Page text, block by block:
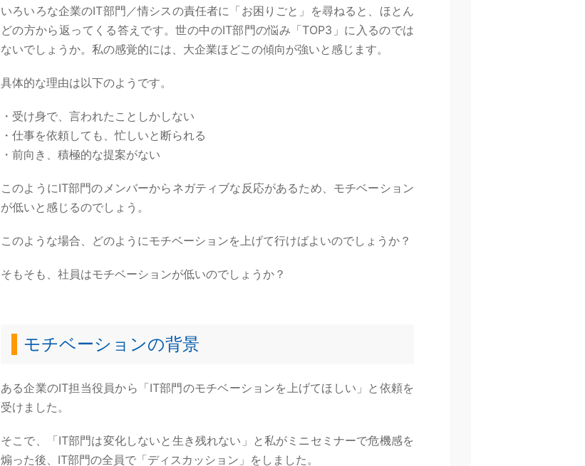
いろいろな企業のIT部門／情シスの責任者に「お困りごと」を尋ねると、ほとん
どの方から返ってくる答えです。世の中のIT部門の悩み「TOP3」に入るのでは
ないでしょうか。私の感覚的には、大企業ほどこの傾向が強いと感じます。
具体的な理由は以下のようです。
・受け身で、言われたことしかしない
・仕事を依頼しても、忙しいと断られる
・前向き、積極的な提案がない
このようにIT部門のメンバーからネガティブな反応があるため、モチベーション
が低いと感じるのでしょう。
このような場合、どのようにモチベーションを上げて行けばよいのでしょうか？
そもそも、社員はモチベーションが低いのでしょうか？
モチベーションの背景
ある企業のIT担当役員から「IT部門のモチベーションを上げてほしい」と依頼を
受けました。
そこで、「IT部門は変化しないと生き残れない」と私がミニセミナーで危機感を
煽った後、IT部門の全員で「ディスカッション」をしました。